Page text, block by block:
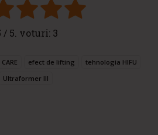
/ 5. voturi: 3
efect de lifting
tehnologia HIFU
Ultraformer III